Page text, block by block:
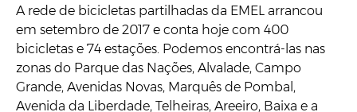
A rede de bicicletas partilhadas da EMEL arrancou
em setembro de 2017 e conta hoje com 400
bicicletas e 74 estações. Podemos encontrá-las nas
zonas do Parque das Nações, Alvalade, Campo
Grande, Avenidas Novas, Marquês de Pombal,
Avenida da Liberdade, Telheiras, Areeiro, Baixa e a